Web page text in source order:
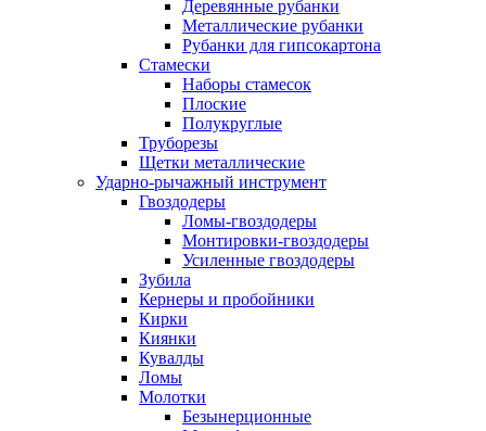
Деревянные рубанки
Металлические рубанки
Рубанки для гипсокартона
Стамески
Наборы стамесок
Плоские
Полукруглые
Труборезы
Щетки металлические
Ударно-рычажный инструмент
Гвоздодеры
Ломы-гвоздодеры
Монтировки-гвоздодеры
Усиленные гвоздодеры
Зубила
Кернеры и пробойники
Кирки
Киянки
Кувалды
Ломы
Молотки
Безынерционные